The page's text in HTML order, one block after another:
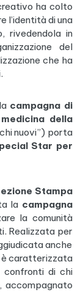
ha colto
l’identità di una
rivedendola in
del
che ha
campagna di
della
nuovi”) porta
Star per
Stampa
la campagna
la comunità
Realizzata per
anche
è caratterizzata
confronti di chi
accompagnato